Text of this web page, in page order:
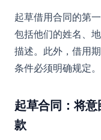
起草借用合同的第
包括他们的姓名、
描述。此外，借用
条件必须明确规定。
起草合同：将
款